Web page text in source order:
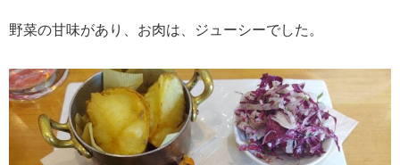
野菜の甘味があり、お肉は、ジューシーでした。